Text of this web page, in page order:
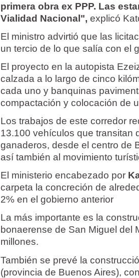
primera obra ex PPP. Las
Vialidad Nacional", explicó
El ministro advirtió que las
un tercio de lo que salía con el
El proyecto en la autopista
calzada a lo largo de cinco
cada uno y banquinas
compactación y colocación de
Los trabajos de este corredor
13.100 vehículos que transitan
ganaderos, desde el centro de
así también al movimiento
El ministerio encabezado por
carpeta la concreción de
2% en el gobierno anterior
La más importante es la
bonaerense de San Miguel del
millones.
También se prevé la
(provincia de Buenos Aires),